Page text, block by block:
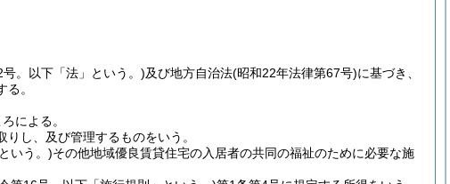
。以下「法」という。)及び地方自治法(昭和22年法律第67号)に基づき、
。
による。
し、及び管理するものをいう。
いう。)その他地域優良賃貸住宅の入居者の共同の福祉のために必要な施